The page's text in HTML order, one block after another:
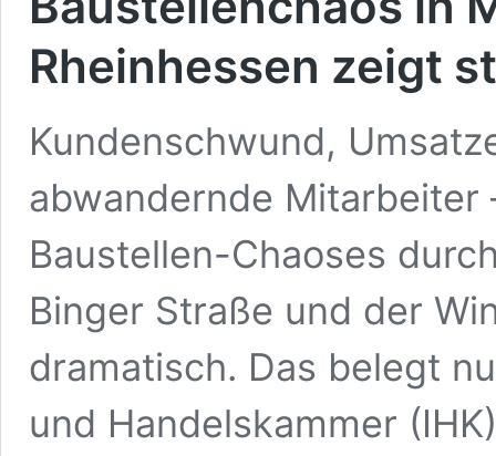
Rheinhessen zeigt
Kundenschwund,
abwandernde Mitarbeiter
Baustellen-Chaoses
Binger Straße und der
dramatisch. Das belegt
und Handelskammer